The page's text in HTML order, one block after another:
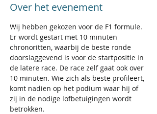
Over het evenement
Wij hebben gekozen voor de F1 formule.
Er wordt gestart met 10 minuten
chronoritten, waarbij de beste ronde
doorslaggevend is voor de startpositie in
de latere race. De race zelf gaat ook over
10 minuten. Wie zich als beste profileert,
komt nadien op het podium waar hij of
zij in de nodige lofbetuigingen wordt
betrokken.